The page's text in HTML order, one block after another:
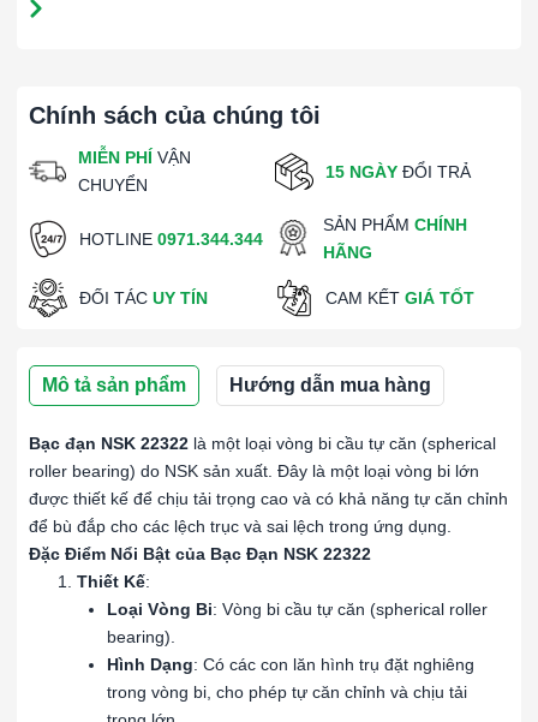
Chính sách của chúng tôi
MIỄN PHÍ VẬN
CHUYỂN
15 NGÀY ĐỔI TRẢ
HOTLINE 0971.344.344
SẢN PHẨMCHÍNH
HÃNG
ĐỐI TÁC UY TÍN CAM KẾT GIÁ TỐT
Mô tả sản phẩm Hướng dẫn mua hàng
Bạc đạn NSK 22322 là một loại vòng bi cầu tự căn (spherical
roller bearing) do NSK sản xuất. Đây là một loại vòng bi lớn
được thiết kế để chịu tải trọng cao và có khả năng tự căn chỉnh
để bù đắp cho các lệch trục và sai lệch trong ứng dụng.
Đặc Điểm Nổi Bật của Bạc Đạn NSK 22322
Thiết Kế:
Loại Vòng Bi: Vòng bi cầu tự căn (spherical roller
bearing).
Hình Dạng: Có các con lăn hình trụ đặt nghiêng
trong vòng bi, cho phép tự căn chỉnh và chịu tải